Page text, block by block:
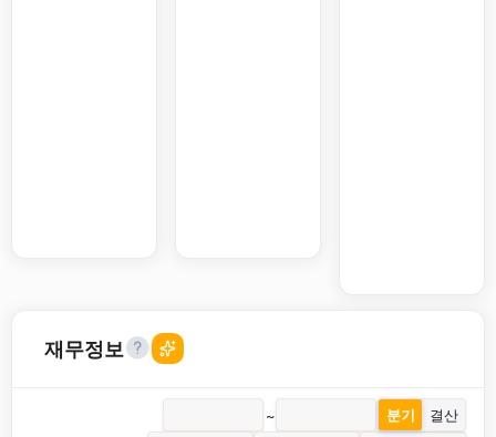
재무정보
~ 분기
결산